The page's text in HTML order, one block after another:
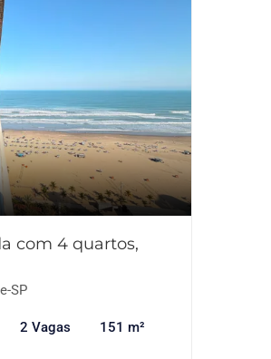
com 4 quartos,
SP
2 Vagas 151 m²